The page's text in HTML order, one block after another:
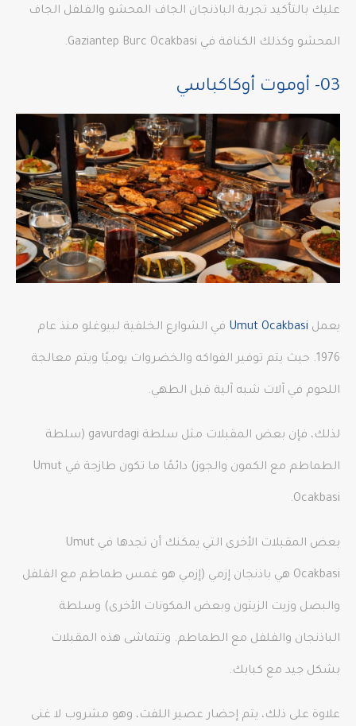
عليك بالتأكيد تجربة الباذنجان الجاف المحشو والفلفل الجاف
المحشو وكذلك الكنافة في Gaziantep Burc Ocakbasi.
03- أوموت أوكاكباسي
يعمل Umut Ocakbasi في الشوارع الخلفية لبيوغلو منذ عام
1976. حيث يتم توفير الفواكه والخضروات يوميًا ويتم معالجة
اللحوم في آلات شبه آلية قبل الطهي.
لذلك، فإن بعض المقبلات مثل سلطة gavurdagi (سلطة
الطماطم مع الكمون والجوز) دائمًا ما تكون طازجة في Umut
Ocakbasi.
بعض المقبلات الأخرى التي يمكنك أن تجدها في Umut
Ocakbasi هي باذنجان إزمي (إزمي هو غمس طماطم مع الفلفل
والبصل وزيت الزيتون وبعض المكونات الأخرى) وسلطة
الباذنجان والفلفل مع الطماطم. وتتماشى هذه المقبلات
بشكل جيد مع كبابك.
علاوة على ذلك، يتم إحضار عصير اللفت، وهو مشروب لا غنى